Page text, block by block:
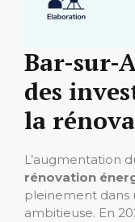
Bar-sur-
des
la
L’augmentation
rénovation
pleinement dans
ambitieuse. En